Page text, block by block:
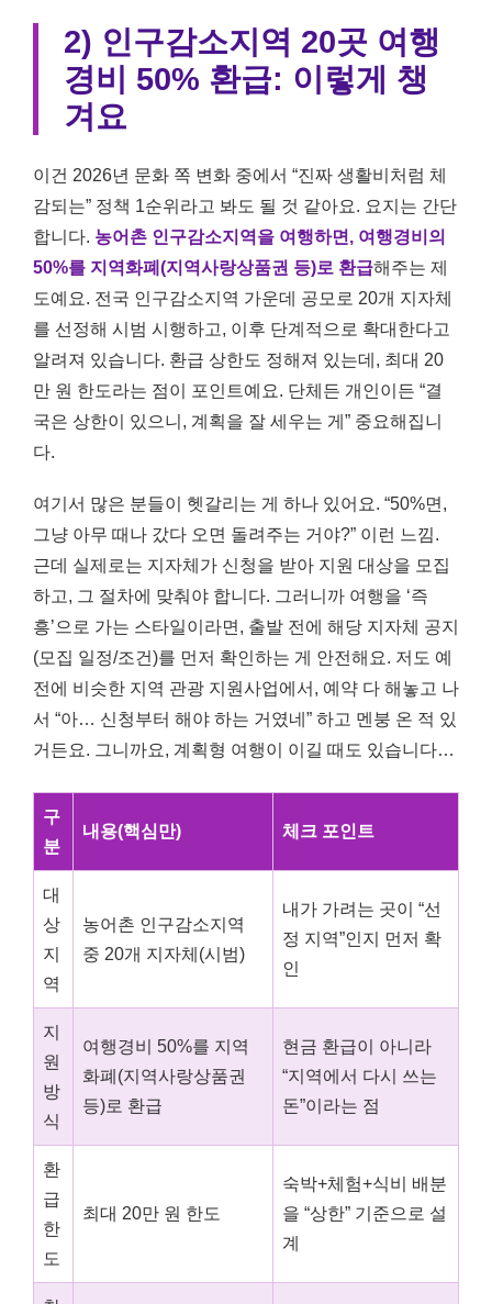
2) 인구감소지역 20곳 여행
경비 50% 환급: 이렇게 챙
겨요
이건 2026년 문화 쪽 변화 중에서 “진짜 생활비처럼 체
감되는” 정책 1순위라고 봐도 될 것 같아요. 요지는 간단
합니다. 농어촌 인구감소지역을 여행하면, 여행경비의
50%를 지역화폐(지역사랑상품권 등)로 환급해주는 제
도예요. 전국 인구감소지역 가운데 공모로 20개 지자체
를 선정해 시범 시행하고, 이후 단계적으로 확대한다고
알려져 있습니다. 환급 상한도 정해져 있는데, 최대 20
만 원 한도라는 점이 포인트예요. 단체든 개인이든 “결
국은 상한이 있으니, 계획을 잘 세우는 게” 중요해집니
다.
여기서 많은 분들이 헷갈리는 게 하나 있어요. “50%면,
그냥 아무 때나 갔다 오면 돌려주는 거야?” 이런 느낌.
근데 실제로는 지자체가 신청을 받아 지원 대상을 모집
하고, 그 절차에 맞춰야 합니다. 그러니까 여행을 ‘즉
흥’으로 가는 스타일이라면, 출발 전에 해당 지자체 공지
(모집 일정/조건)를 먼저 확인하는 게 안전해요. 저도 예
전에 비슷한 지역 관광 지원사업에서, 예약 다 해놓고 나
서 “아… 신청부터 해야 하는 거였네” 하고 멘붕 온 적 있
거든요. 그니까요, 계획형 여행이 이길 때도 있습니다…
구
분
내용(핵심만) 체크 포인트
대
상
지
역
농어촌 인구감소지역
중 20개 지자체(시범)
내가 가려는 곳이 “선
정 지역”인지 먼저 확
인
지
원
방
식
여행경비 50%를 지역
화폐(지역사랑상품권
등)로 환급
현금 환급이 아니라
“지역에서 다시 쓰는
돈”이라는 점
환
급
한
도
최대 20만 원 한도
숙박+체험+식비 배분
을 “상한” 기준으로 설
계